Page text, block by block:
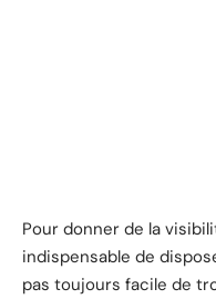
Pour donner de la
indispensable de
pas toujours facile de